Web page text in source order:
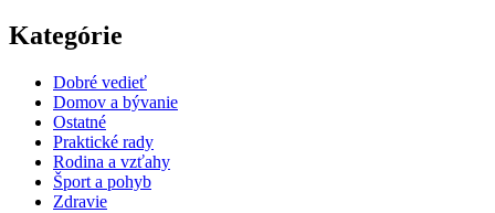
Kategórie
Dobré vedieť
Domov a bývanie
Ostatné
Praktické rady
Rodina a vzťahy
Šport a pohyb
Zdravie